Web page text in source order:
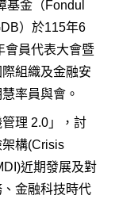
基金（Fondul
）於115年6
會員代表大會暨
組織及金融安
率員與會。
理 2.0」，討
構(Crisis
近期發展及對
金融科技時代